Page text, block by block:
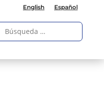
English Español